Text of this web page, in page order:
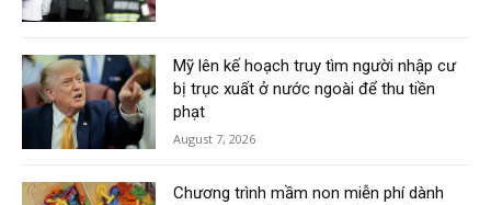
Mỹ lên kế hoạch truy tìm người nhập cư
bị trục xuất ở nước ngoài để thu tiền
phạt
August 7, 2026
Chương trình mầm non miễn phí dành